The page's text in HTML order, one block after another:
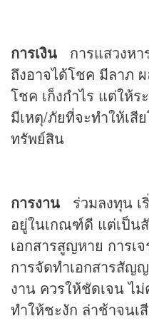
การเงิน การแสวงห
ถึงอาจได้โชค มีลาภ
โชค เก็งกำไร แต่ให้ร
มีเหตุ/ภัยที่จะทำให้เสี
ทรัพย์สิน
การงาน ร่วมลงทุน เ
อยู่ในเกณฑ์ดี แต่เป็น
เอกสารสูญหาย การเ
การจัดทำเอกสารสัญ
งาน ควรให้ชัดเจน ไม่
ทำให้ชะงัก ล่าช้าจนเ